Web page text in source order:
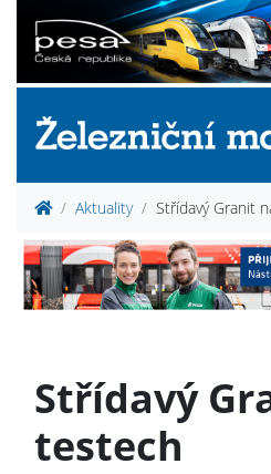
Aktuality Střídavý Granit
Střídavý
testech